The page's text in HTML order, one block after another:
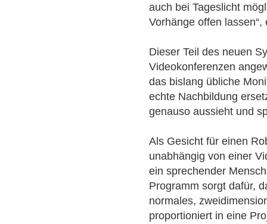
auch bei Tageslicht
Vorhänge offen
Dieser Teil des neuen
Videokonferenzen
das bislang übliche
echte Nachbildung
genauso aussieht und
Als Gesicht für einen
unabhängig von einer
ein sprechender
Programm sorgt dafür,
normales,
proportioniert in eine